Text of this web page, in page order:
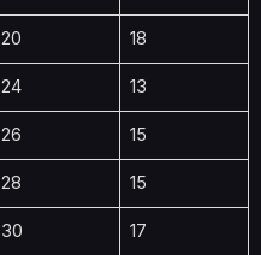
20 18
24 13
26 15
28 15
30 17